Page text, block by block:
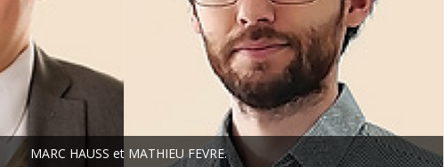
MARC HAUSS et MATHIEU FEVRE.